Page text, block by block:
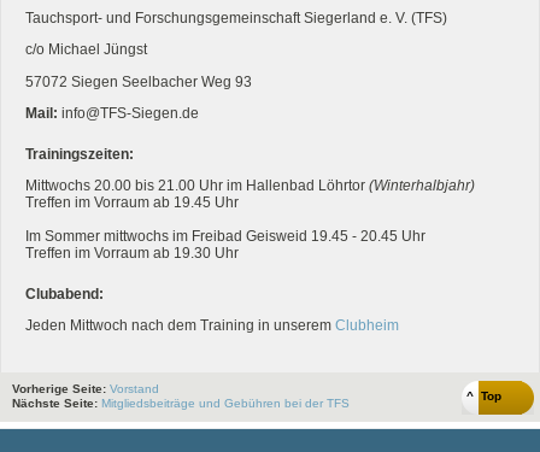
Tauchsport- und Forschungsgemeinschaft Siegerland e. V. (TFS)
c/o Michael Jüngst
57072 Siegen Seelbacher Weg 93
Mail: info@TFS-Siegen.de
Trainingszeiten:
Mittwochs 20.00 bis 21.00 Uhr im Hallenbad Löhrtor (Winterhalbjahr)
Treffen im Vorraum ab 19.45 Uhr
Im Sommer mittwochs im Freibad Geisweid 19.45 - 20.45 Uhr
Treffen im Vorraum ab 19.30 Uhr
Clubabend:
Jeden Mittwoch nach dem Training in unserem Clubheim
^ Top
Vorherige Seite: Vorstand
Nächste Seite: Mitgliedsbeiträge und Gebühren bei der TFS